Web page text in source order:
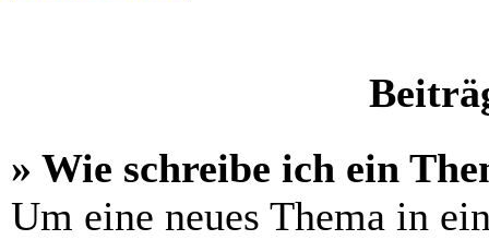
» Wie schreibe ich ein
Um eine neues Thema in